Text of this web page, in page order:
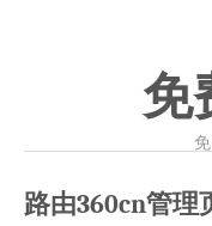
免
路由360cn管理